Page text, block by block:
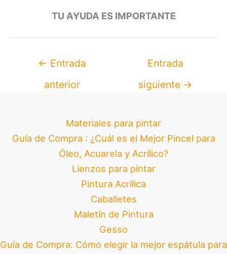
TU AYUDA ES IMPORTANTE
← Entrada
anterior
Entrada
siguiente →
Materiales para pintar
Guía de Compra : ¿Cuál es el Mejor Pincel para
Óleo, Acuarela y Acrílico?
Lienzos para pintar
Pintura Acrílica
Caballetes
Maletín de Pintura
Gesso
Guía de Compra: Cómo elegir la mejor espátula para